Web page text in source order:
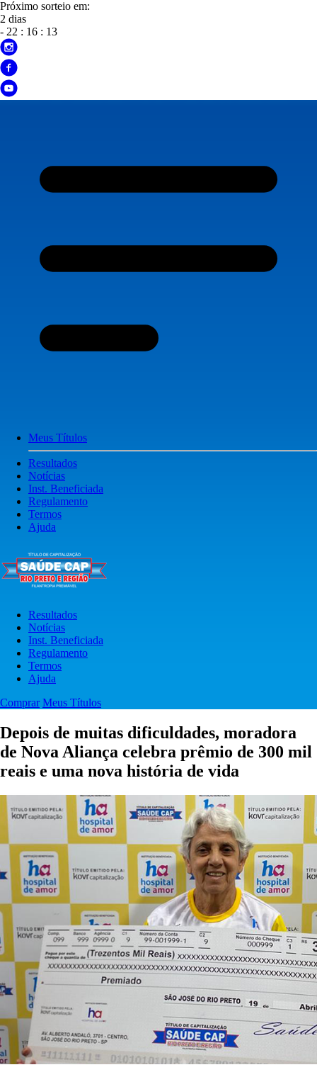
Próximo sorteio em:
2 dias
- 22 : 16 : 10
Meus Títulos
Resultados
Notícias
Inst. Beneficiada
Regulamento
Termos
Ajuda
Resultados
Notícias
Inst. Beneficiada
Regulamento
Termos
Ajuda
Comprar Meus Títulos
Depois de muitas dificuldades, moradora
de Nova Aliança celebra prêmio de 300 mil
reais e uma nova história de vida